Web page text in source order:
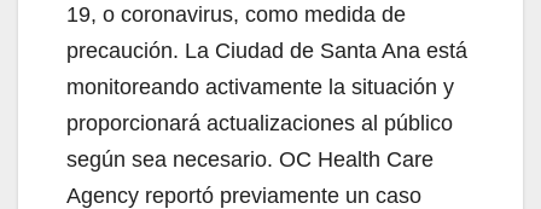
19, o coronavirus, como medida de
precaución. La Ciudad de Santa Ana está
monitoreando activamente la situación y
proporcionará actualizaciones al público
según sea necesario. OC Health Care
Agency reportó previamente un caso